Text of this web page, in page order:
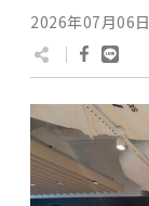
2026年07月06日